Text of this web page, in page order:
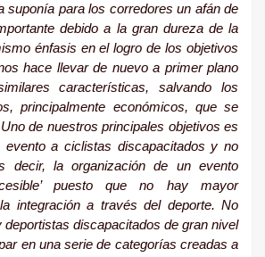
suponía para los corredores un afán de
debido a la gran dureza de la
énfasis en el logro de los objetivos
hace llevar de nuevo a primer plano
características, salvando los
principalmente económicos, que se
de nuestros principales objetivos es
a ciclistas discapacitados y no
decir, la organización de un evento
puesto que no hay mayor
integración a través del deporte. No
deportistas discapacitados de gran nivel
en una serie de categorías creadas a